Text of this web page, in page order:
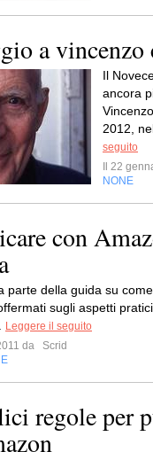
a vincenzo
Il
ancora
2012,
seguito
Il 22
NONE
con
parte della guida su
sugli aspetti
Leggere il seguito
da
Scrid
regole per